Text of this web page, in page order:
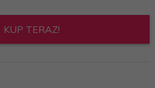
KUP TERAZ!